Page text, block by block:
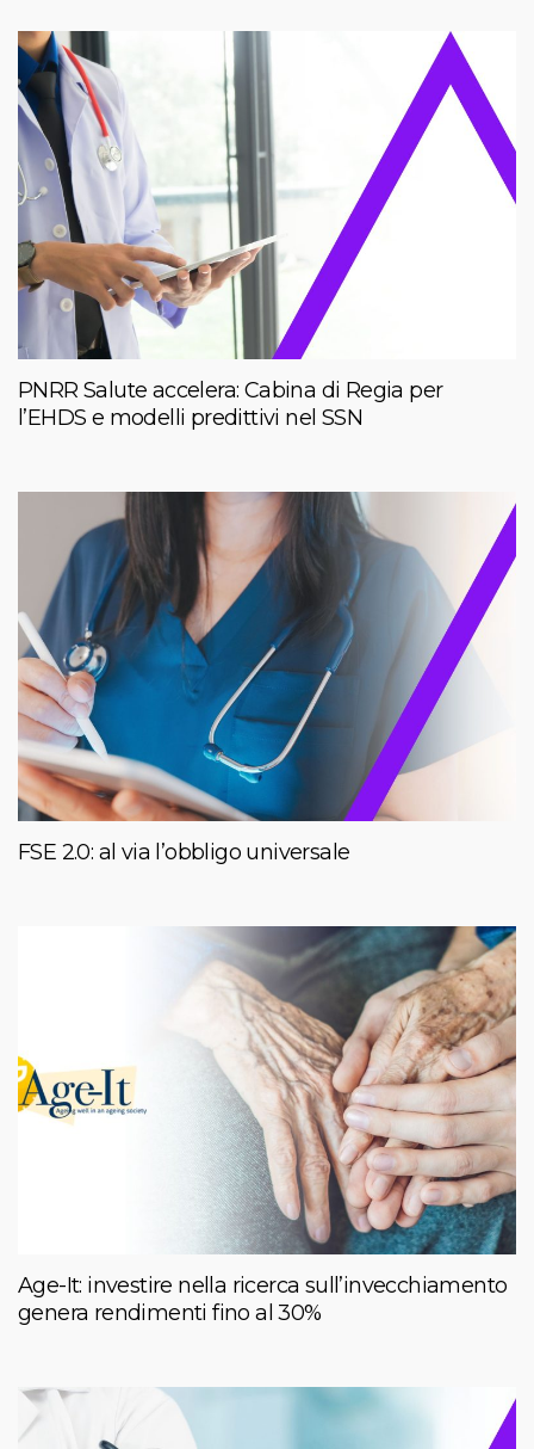
PNRR Salute accelera: Cabina di Regia per
l’EHDS e modelli predittivi nel SSN
FSE 2.0: al via l’obbligo universale
Age-It: investire nella ricerca sull’invecchiamento
genera rendimenti fino al 30%